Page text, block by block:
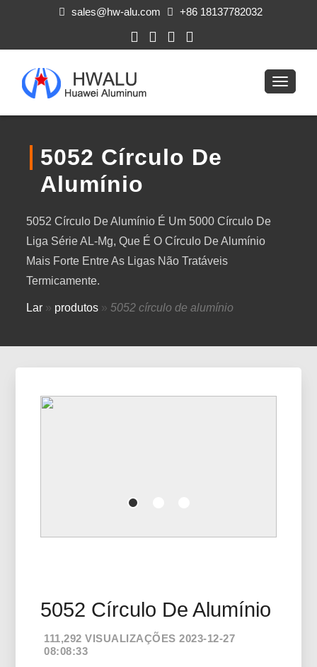
sales@hw-alu.com +86 18137782032
5052 Círculo De
Alumínio
5052 Círculo De Alumínio É Um 5000 Círculo De
Liga Série AL-Mg, Que É O Círculo De Alumínio
Mais Forte Entre As Ligas Não Tratáveis ​​
Termicamente.
Lar » produtos »5052 círculo de alumínio
5052 Círculo De Alumínio
111,292 VISUALIZAÇÕES 2023-12-27
08:08:33